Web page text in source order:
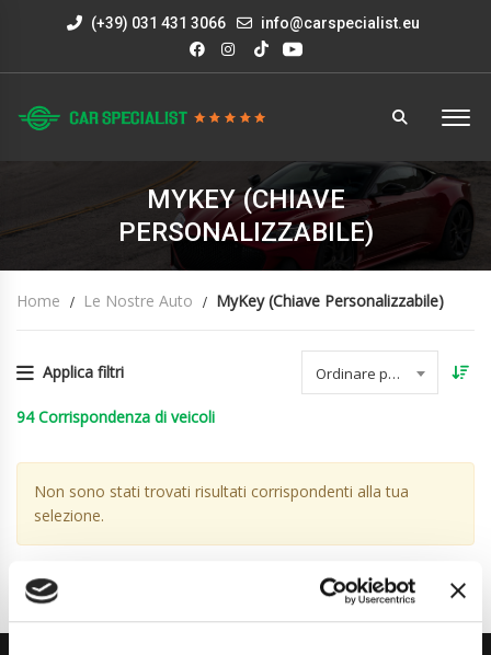
(+39) 031 431 3066 info@carspecialist.eu
MYKEY (CHIAVE
PERSONALIZZABILE)
Home Le Nostre Auto MyKey (chiave Personalizzabile)
Applica filtri Ordinare per data
94 Corrispondenza di veicoli
Non sono stati trovati risultati corrispondenti alla tua
selezione.